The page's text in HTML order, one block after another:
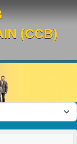
(CCB)